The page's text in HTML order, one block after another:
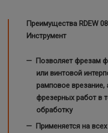
Преимущества RDEW
Инструмент
Позволяет фрезам
или винтовой
рамповое
фрезерных работ в
обработку
Применяется на